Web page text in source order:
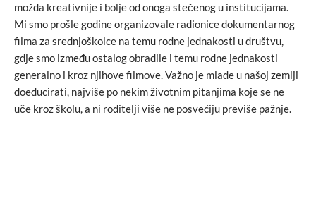
možda kreativnije i bolje od onoga stečenog u institucijama.
Mi smo prošle godine organizovale radionice dokumentarnog
filma za srednjoškolce na temu rodne jednakosti u društvu,
gdje smo između ostalog obradile i temu rodne jednakosti
generalno i kroz njihove filmove. Važno je mlade u našoj zemlji
doeducirati, najviše po nekim životnim pitanjima koje se ne
uče kroz školu, a ni roditelji više ne posvećiju previše pažnje.